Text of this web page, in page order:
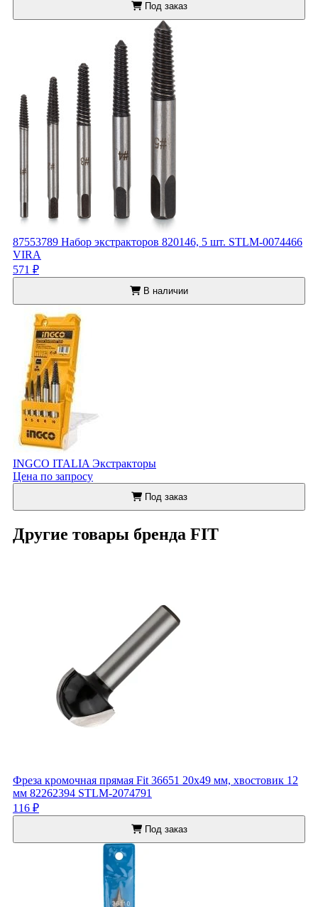
Под заказ
87553789 Набор экстракторов 820146, 5 шт. STLM-0074466
VIRA
571 ₽
В наличии
INGCO ITALIA Экстракторы
Цена по запросу
Под заказ
Другие товары бренда FIT
Фреза кромочная прямая Fit 36651 20x49 мм, хвостовик 12
мм 82262394 STLM-2074791
116 ₽
Под заказ